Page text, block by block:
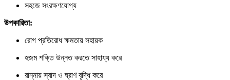
সহজে সংরক্ষণযোগ্য
উপকারিতা:
রোগ প্রতিরোধ ক্ষমতায় সহায়ক
হজম শক্তি উন্নত করতে সাহায্য করে
রান্নায় স্বাদ ও ঘ্রাণ বৃদ্ধি করে